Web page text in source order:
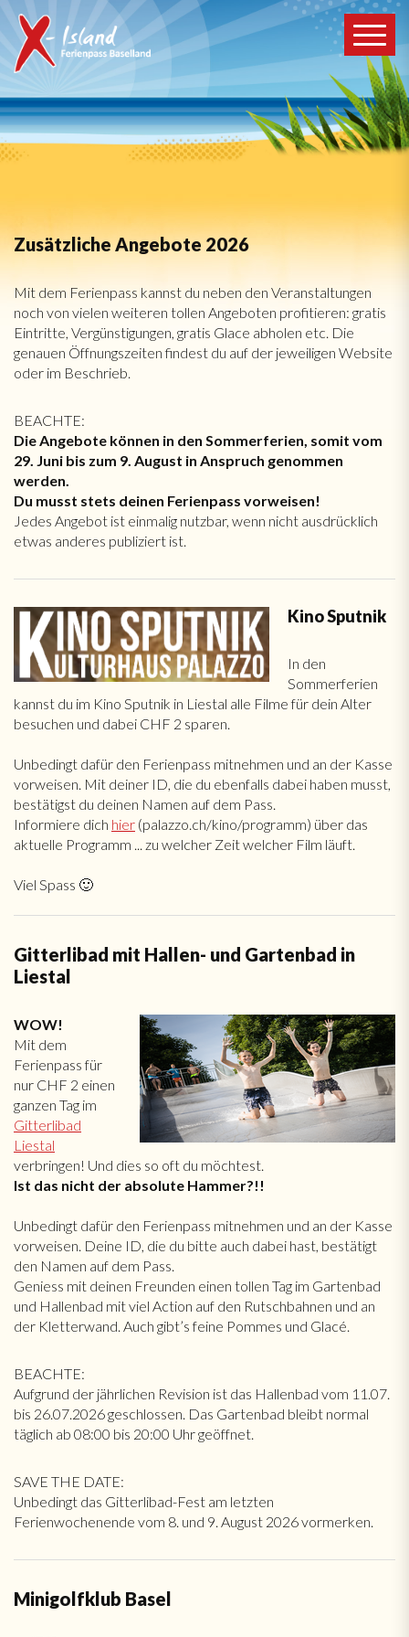
Zusätzliche Angebote 2026
Mit dem Ferienpass kannst du neben den Veranstaltungen
noch von vielen weiteren tollen Angeboten profitieren: gratis
Eintritte, Vergünstigungen, gratis Glace abholen etc. Die
genauen Öffnungszeiten findest du auf der jeweiligen Website
oder im Beschrieb.
BEACHTE:
Die Angebote können in den Sommerferien, somit vom
29. Juni bis zum 9. August in Anspruch genommen
werden.
Du musst stets deinen Ferienpass vorweisen!
Jedes Angebot ist einmalig nutzbar, wenn nicht ausdrücklich
etwas anderes publiziert ist.
Kino Sputnik
In den
Sommerferien
kannst du im Kino Sputnik in Liestal alle Filme für dein Alter
besuchen und dabei CHF 2 sparen.
Unbedingt dafür den Ferienpass mitnehmen und an der Kasse
vorweisen. Mit deiner ID, die du ebenfalls dabei haben musst,
bestätigst du deinen Namen auf dem Pass.
Informiere dich hier (palazzo.ch/kino/programm) über das
aktuelle Programm ... zu welcher Zeit welcher Film läuft.
Viel Spass 🙂
Gitterlibad mit Hallen- und Gartenbad in
Liestal
WOW!
Mit dem
Ferienpass für
nur CHF 2 einen
ganzen Tag im
Gitterlibad
Liestal
verbringen! Und dies so oft du möchtest.
Ist das nicht der absolute Hammer?!!
Unbedingt dafür den Ferienpass mitnehmen und an der Kasse
vorweisen. Deine ID, die du bitte auch dabei hast, bestätigt
den Namen auf dem Pass.
Geniess mit deinen Freunden einen tollen Tag im Gartenbad
und Hallenbad mit viel Action auf den Rutschbahnen und an
der Kletterwand. Auch gibt’s feine Pommes und Glacé.
BEACHTE:
Aufgrund der jährlichen Revision ist das Hallenbad vom 11.07.
bis 26.07.2026 geschlossen. Das Gartenbad bleibt normal
täglich ab 08:00 bis 20:00 Uhr geöffnet.
SAVE THE DATE:
Unbedingt das Gitterlibad-Fest am letzten
Ferienwochenende vom 8. und 9. August 2026 vormerken.
Minigolfklub Basel